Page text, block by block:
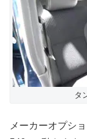
タ
メーカーオプシ